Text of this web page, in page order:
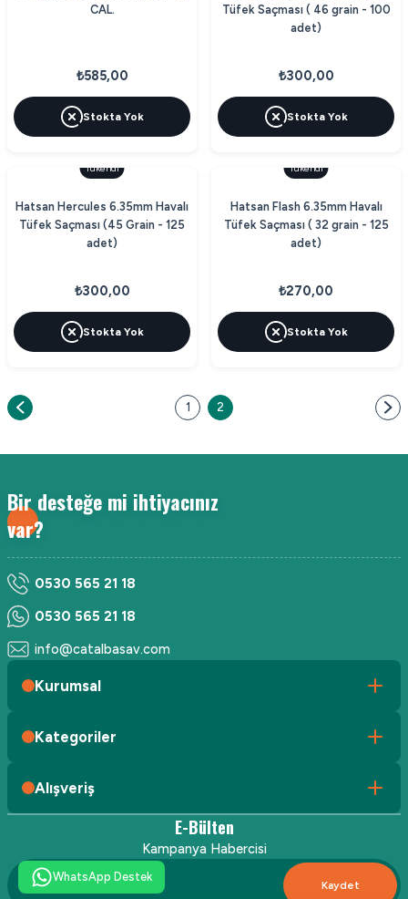
CAL.
₺585,00
Stokta Yok
Tüfek Saçması ( 46 grain - 100
adet)
₺300,00
Stokta Yok
Tükendi
Hatsan Hercules 6.35mm Havalı
Tüfek Saçması (45 Grain - 125
adet)
₺300,00
Stokta Yok
Tükendi
Hatsan Flash 6.35mm Havalı
Tüfek Saçması ( 32 grain - 125
adet)
₺270,00
Stokta Yok
1 2
Bir desteğe mi ihtiyacınız
var?
0530 565 21 18
0530 565 21 18
info@catalbasav.com
Kurumsal
Kategoriler
Alışveriş
E-Bülten
Kampanya Habercisi
Kaydet
WhatsApp Destek